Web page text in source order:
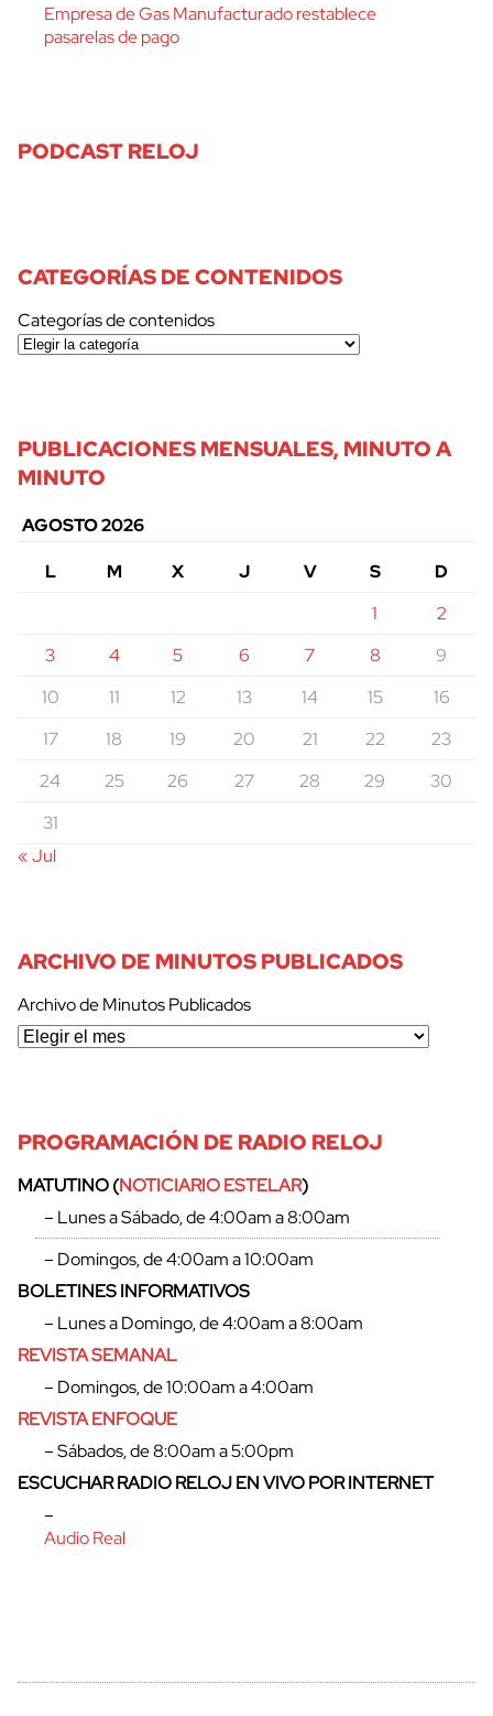
Empresa de Gas Manufacturado restablece
pasarelas de pago
PODCAST RELOJ
CATEGORÍAS DE CONTENIDOS
Categorías de contenidos
PUBLICACIONES MENSUALES, MINUTO A
MINUTO
AGOSTO 2026
L
M X J V S
D
1
2
3
4 5 6 7 8
9
10
11 12 13 14 15
16
17
18 19 20 21 22
23
24
25 26 27 28 29
30
31
« Jul
ARCHIVO DE MINUTOS PUBLICADOS
Archivo de Minutos Publicados
PROGRAMACIÓN DE RADIO RELOJ
MATUTINO (NOTICIARIO ESTELAR)
– Lunes a Sábado, de 4:00am a 8:00am
– Domingos, de 4:00am a 10:00am
BOLETINES INFORMATIVOS
– Lunes a Domingo, de 4:00am a 8:00am
REVISTA SEMANAL
– Domingos, de 10:00am a 4:00am
REVISTA ENFOQUE
– Sábados, de 8:00am a 5:00pm
ESCUCHAR RADIO RELOJ EN VIVO POR INTERNET
–
Audio Real